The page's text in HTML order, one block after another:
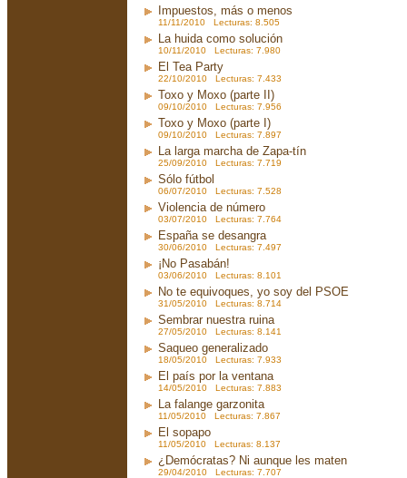
Impuestos, más o menos
11/11/2010 Lecturas: 8.505
La huida como solución
10/11/2010 Lecturas: 7.980
El Tea Party
22/10/2010 Lecturas: 7.433
Toxo y Moxo (parte II)
09/10/2010 Lecturas: 7.956
Toxo y Moxo (parte I)
09/10/2010 Lecturas: 7.897
La larga marcha de Zapa-tín
25/09/2010 Lecturas: 7.719
Sólo fútbol
06/07/2010 Lecturas: 7.528
Violencia de número
03/07/2010 Lecturas: 7.764
España se desangra
30/06/2010 Lecturas: 7.497
¡No Pasabán!
03/06/2010 Lecturas: 8.101
No te equivoques, yo soy del PSOE
31/05/2010 Lecturas: 8.714
Sembrar nuestra ruina
27/05/2010 Lecturas: 8.141
Saqueo generalizado
18/05/2010 Lecturas: 7.933
El país por la ventana
14/05/2010 Lecturas: 7.883
La falange garzonita
11/05/2010 Lecturas: 7.867
El sopapo
11/05/2010 Lecturas: 8.137
¿Demócratas? Ni aunque les maten
29/04/2010 Lecturas: 7.707